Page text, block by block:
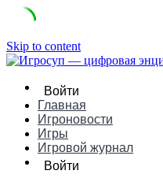
Skip to content
Войти
Главная
Игроновости
Игры
Игровой журнал
Войти